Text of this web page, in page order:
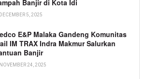
Banjir di Kota Idi
DECEMBER 5, 2025
E&P Malaka Gandeng Komunitas
IM TRAX Indra Makmur Salurkan
Banjir
NOVEMBER 24, 2025